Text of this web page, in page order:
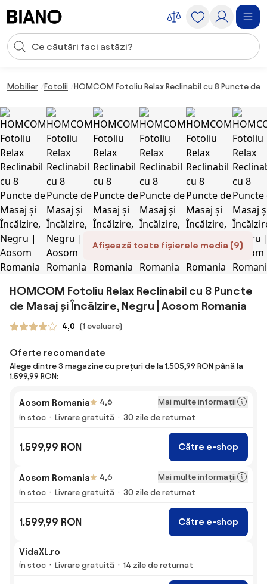
Introducerea căutării
Mobilier Fotolii HOMCOM Fotoliu Relax Reclinabil cu 8 Puncte de
Afișează toate fișierele media (9)
HOMCOM Fotoliu Relax Reclinabil cu 8 Puncte
de Masaj și Încălzire, Negru | Aosom Romania
4,0 (1 evaluare)
Oferte recomandate
Alege dintre 3 magazine cu prețuri de la 1.505,99 RON până la
1.599,99 RON:
Aosom Romania 4,6
Mai multe informații
În stoc
Livrare gratuită 30 zile de returnat
1.599,99 RON Către e-shop
Aosom Romania 4,6
Mai multe informații
În stoc
Livrare gratuită 30 zile de returnat
1.599,99 RON Către e-shop
VidaXL.ro
În stoc Livrare gratuită 14 zile de returnat